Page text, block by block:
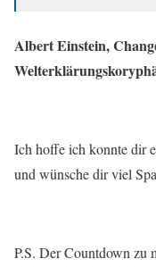
Albert Einstein,
Ich hoffe ich konnte dir
und wünsche dir viel
P.S. Der Countdown zu